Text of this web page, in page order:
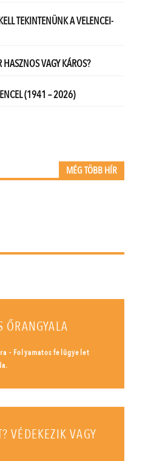
MÉG TÖBB HÍR
ŐRANGYALA
- Folyamatos felügyelet
VÉDEKEZIK VAGY